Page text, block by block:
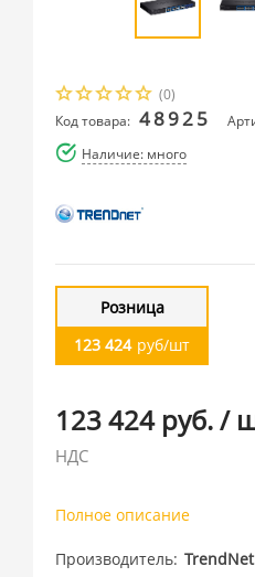
(0)
Код товара: 48925
Наличие: много
Розница
123 424 руб/шт
123 424 руб./
НДС
Полное описание
Производитель TrendNet